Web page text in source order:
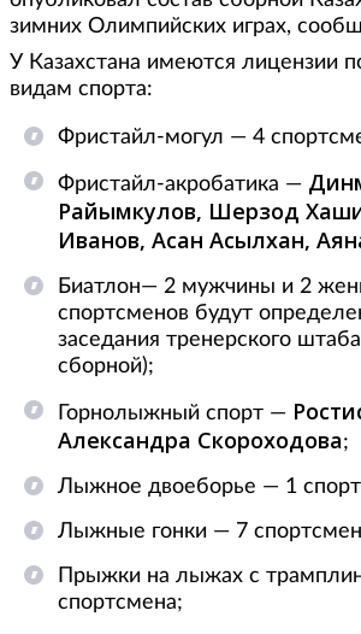
зимних Олимпийских играх,
У Казахстана имеются лицензии
видам спорта:
Фристайл-могул — 4
Фристайл-акробатика —
Райымкулов, Шерзод
Иванов, Асан Асылхан,
Биатлон— 2 мужчины и 2
спортсменов будут
заседания тренерского
сборной);
Горнолыжный спорт —
Александра Скороходова;
Лыжное двоеборье — 1
Лыжные гонки — 7
Прыжки на лыжах с
спортсмена;